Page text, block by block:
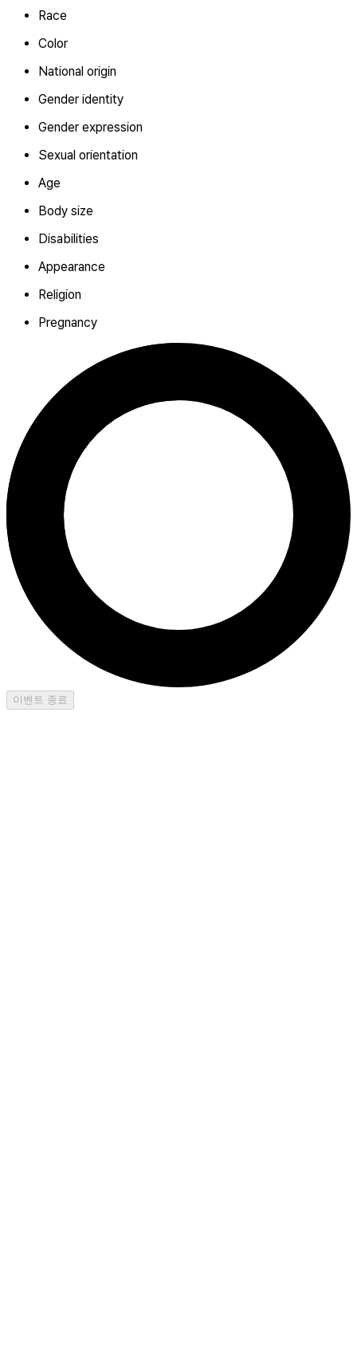
Race
Color
National origin
Gender identity
Gender expression
Sexual orientation
Age
Body size
Disabilities
Appearance
Religion
Pregnancy
이벤트 종료